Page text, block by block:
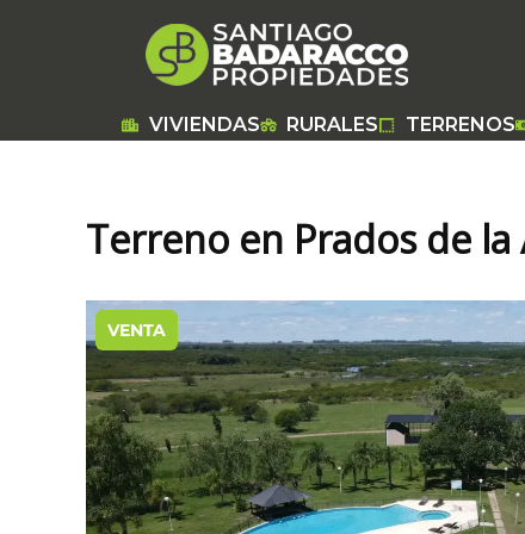
VIVIENDAS RURALES TERRENOS
Terreno en Prados de la
VENTA